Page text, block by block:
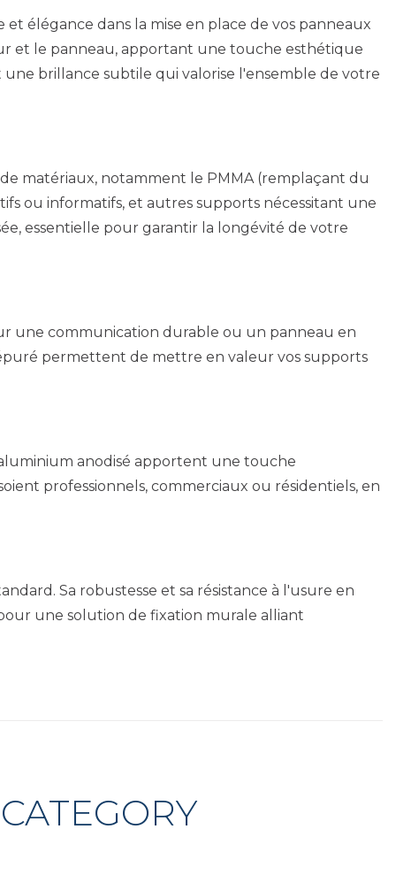
élégance dans la mise en place de vos panneaux
et le panneau, apportant une touche esthétique
brillance subtile qui valorise l'ensemble de votre
matériaux, notamment le PMMA (remplaçant du
ou informatifs, et autres supports nécessitant une
essentielle pour garantir la longévité de votre
une communication durable ou un panneau en
permettent de mettre en valeur vos supports
anodisé apportent une touche
professionnels, commerciaux ou résidentiels, en
Sa robustesse et sa résistance à l'usure en
une solution de fixation murale alliant